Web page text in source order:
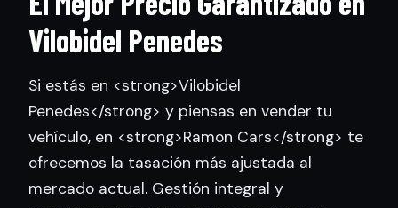
Vilobidel Penedes
Si estás en <strong>Vilobidel
Penedes</strong> y piensas en vender tu
vehículo, en <strong>Ramon Cars</strong> te
ofrecemos la tasación más ajustada al
mercado actual. Gestión integral y